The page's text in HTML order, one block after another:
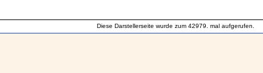
Diese Darstellerseite wurde zum 42979. mal aufgerufen.